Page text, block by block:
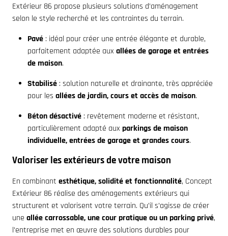
Extérieur 86 propose plusieurs solutions d’aménagement
selon le style recherché et les contraintes du terrain.
Pavé : idéal pour créer une entrée élégante et durable,
parfaitement adaptée aux allées de garage et entrées
de maison.
Stabilisé : solution naturelle et drainante, très appréciée
pour les allées de jardin, cours et accès de maison.
Béton désactivé : revêtement moderne et résistant,
particulièrement adapté aux parkings de maison
individuelle, entrées de garage et grandes cours.
Valoriser les extérieurs de votre maison
En combinant esthétique, solidité et fonctionnalité, Concept
Extérieur 86 réalise des aménagements extérieurs qui
structurent et valorisent votre terrain. Qu’il s’agisse de créer
une allée carrossable, une cour pratique ou un parking privé,
l’entreprise met en œuvre des solutions durables pour